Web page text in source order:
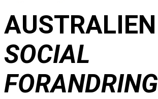
AUSTRALIEN
SOCIAL
FORANDRING